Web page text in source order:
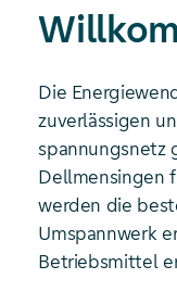
Die
zuverlässigen
spannungs­netz
Dellmensingen
werden die
Umspannwerk
Betriebsmittel